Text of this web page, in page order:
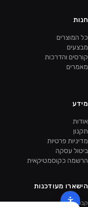
חנות
כל המוצרים
מבצעים
קורסים והדרכות
מאמרים
מידע
אודות
תקנון
מדיניות פרטיות
ביטול עסקה
הרשמה כקוסמטיקאית
הישארו מעודכנות
קבלו מבצעים ומוצרים חדשים קודם.